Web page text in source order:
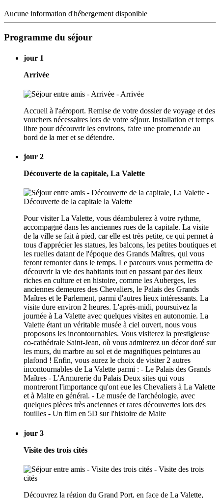
Aucune information d'hébergement disponible
Programme du séjour
jour 1
Arrivée
Accueil à l'aéroport. Remise de votre dossier de voyage et des
vouchers nécessaires lors de votre séjour. Installation et temps
libre pour découvrir les environs, faire une promenade au
bord de la mer et se détendre.
jour 2
Découverte de la capitale, La Valette
Pour visiter La Valette, vous déambulerez à votre rythme,
accompagné dans les anciennes rues de la capitale. La visite
de la ville se fait à pied, car elle est très petite, ce qui permet à
tous d'apprécier les statues, les balcons, les petites boutiques et
les ruelles datant de l'époque des Grands Maîtres, qui vous
feront remonter dans le temps. Le parcours vous permettra de
découvrir la vie des habitants tout en passant par des lieux
riches en culture et en histoire, comme les Auberges, les
anciennes demeures des Chevaliers, le Palais des Grands
Maîtres et le Parlement, parmi d'autres lieux intéressants. La
visite dure environ 2 heures. L'après-midi, poursuivez la
journée à La Valette avec quelques visites en autonomie. La
Valette étant un véritable musée à ciel ouvert, nous vous
proposons les incontournables. Vous visiterez la prestigieuse
co-cathédrale Saint-Jean, où vous admirerez un décor doré sur
les murs, du marbre au sol et de magnifiques peintures au
plafond ! Enfin, vous aurez le choix de visiter 2 autres
incontournables de La Valette parmi : - Le Palais des Grands
Maîtres - L'Armurerie du Palais Deux sites qui vous
montreront l'importance qu'ont eue les Chevaliers à La Valette
et à Malte en général. - Le musée de l'archéologie, avec
quelques pièces très anciennes et rares découvertes lors des
fouilles - Un film en 5D sur l'histoire de Malte
jour 3
Visite des trois cités
Découvrez la région du Grand Port, en face de La Valette,